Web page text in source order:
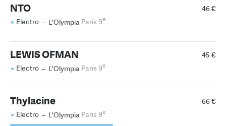
46 €
NTO
Electro – L'Olympia Paris 9e
45 €
LEWIS OFMAN
Electro – L'Olympia Paris 9e
66 €
Thylacine
Electro – L'Olympia Paris 9e